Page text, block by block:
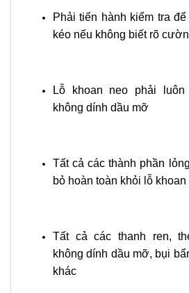
Phải tiến hành kiểm tra
kéo nếu không biết rõ
Lỗ khoan neo phải
không dính dầu mỡ
Tất cả các thành phần
bỏ hoàn toàn khỏi lỗ khoan
Tất cả các thanh ren,
không dính dầu mỡ, bụi
khác